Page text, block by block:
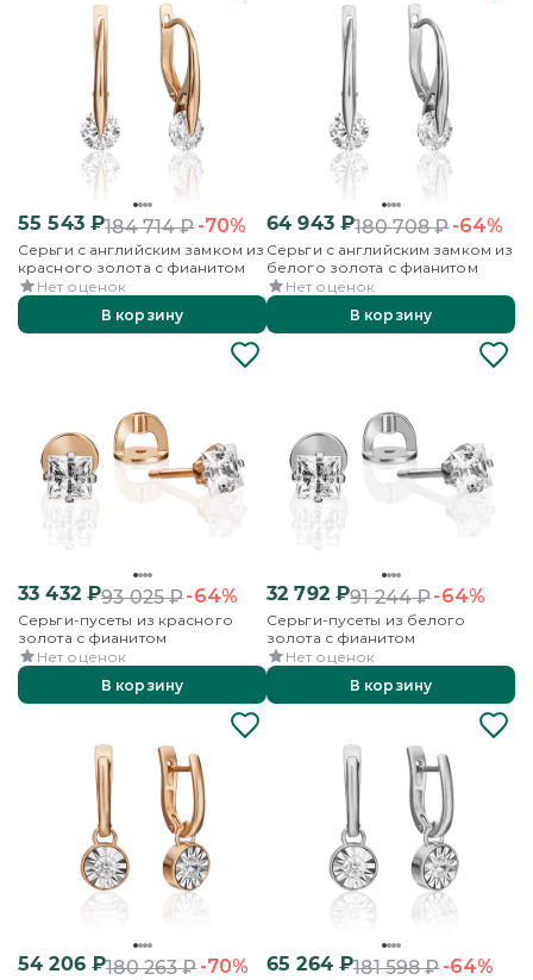
55 543₽184 714₽-70%
Серьги с английским замком из
красного золота с фианитом
Нет оценок
В корзину
64 943₽180 708₽-64%
Серьги с английским замком из
белого золота с фианитом
Нет оценок
В корзину
33 432₽93 025₽-64%
Серьги-пусеты из красного
золота с фианитом
Нет оценок
В корзину
32 792₽91 244₽-64%
Серьги-пусеты из белого
золота с фианитом
Нет оценок
В корзину
54 206₽180 263₽-70% 65 264₽181 598₽-64%